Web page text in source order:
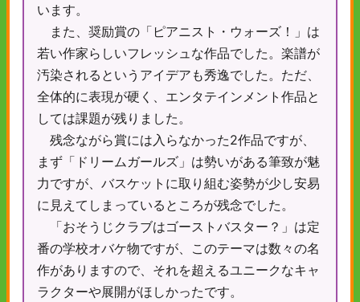
います。
また、奨励賞の「ピアニスト・ウォーズ！」は
若い作家らしいフレッシュな作品でした。楽譜が
汚染されるというアイデアも秀逸でした。ただ、
全体的に表現が硬く、エンタテインメント作品と
しては課題が残りました。
残念ながら賞には入らなかった2作品ですが、
まず「ドリームガールズ」は勢いがある筆致が魅
力ですが、バスケットに取り組む姿勢が少し安易
に見えてしまっているところが残念でした。
「おそうじクラブはゴーストバスター？」は定
番の学校オバケ物ですが、このテーマは数々の名
作がありますので、それを超えるユニークなキャ
ラクターや展開がほしかったです。